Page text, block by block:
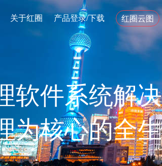
关于红圈 产品登录/下载 红圈云图
软件系统解
为核心的全